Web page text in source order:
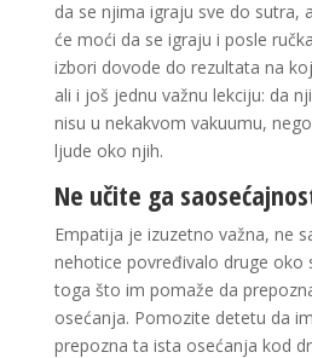
da se njima igraju sve do sutra,
će moći da se igraju i posle
izbori dovode do rezultata na
ali i još jednu važnu lekciju: da
nisu u nekakvom vakuumu,
ljude oko njih.
Ne učite ga
Empatija je izuzetno važna, ne
nehotice povređivalo druge oko
toga što im pomaže da
osećanja. Pomozite detetu da
prepozna ta ista osećanja kod